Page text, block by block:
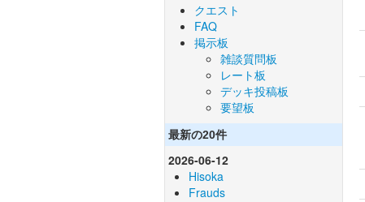
クエスト
FAQ
掲示板
雑談質問板
レート板
デッキ投稿板
要望板
最新の20件
2026-06-12
Hisoka
Frauds